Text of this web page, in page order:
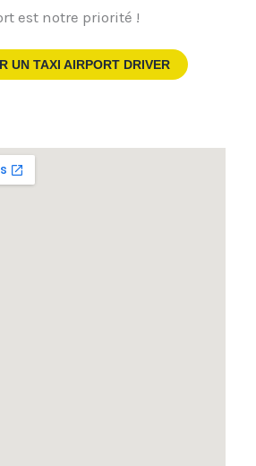
est notre priorité !
UN TAXI AIRPORT DRIVER